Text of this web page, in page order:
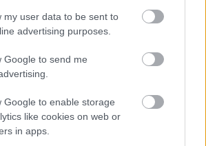
my user data to be sent to
advertising purposes.
Google to send me
Google to enable storage
like cookies on web or
in apps.
1956-ban Munkácsy-díjjal, 1963-
díjjal tüntették ki, megkapta az
a Kiváló Művész címet is.